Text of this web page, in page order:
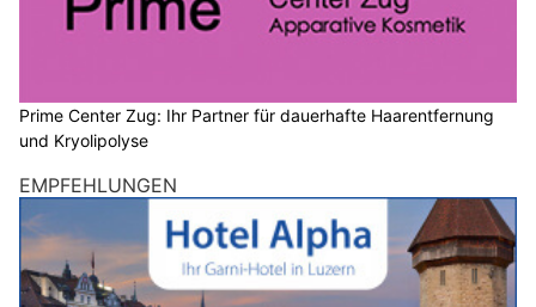
Prime Center Zug: Ihr Partner für dauerhafte Haarentfernung
und Kryolipolyse
EMPFEHLUNGEN